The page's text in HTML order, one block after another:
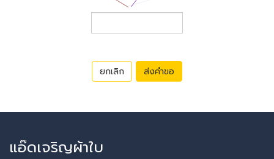
ยกเลิก ส่งคำขอ
แอ๊ดเจริญผ้าใบ